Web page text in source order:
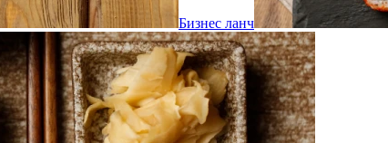
Бизнес ланч